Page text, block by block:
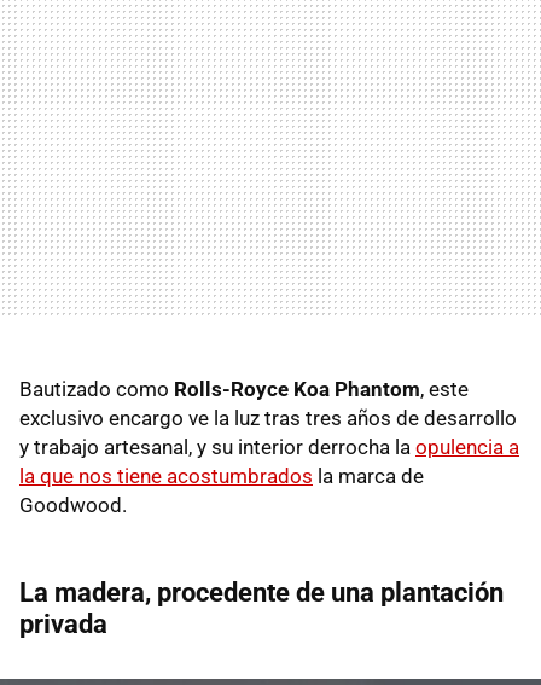
Bautizado como Rolls-Royce Koa Phantom, este
exclusivo encargo ve la luz tras tres años de desarrollo
y trabajo artesanal, y su interior derrocha la opulencia a
la que nos tiene acostumbrados la marca de
Goodwood.
La madera, procedente de una plantación
privada